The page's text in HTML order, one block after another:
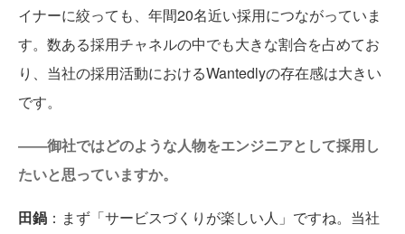
イナーに絞っても、年間20名近い採用につながっていま
す。数ある採用チャネルの中でも大きな割合を占めてお
り、当社の採用活動におけるWantedlyの存在感は大きい
です。
――御社ではどのような人物をエンジニアとして採用し
たいと思っていますか。
田鍋 ：まず「サービスづくりが楽しい人」ですね。当社